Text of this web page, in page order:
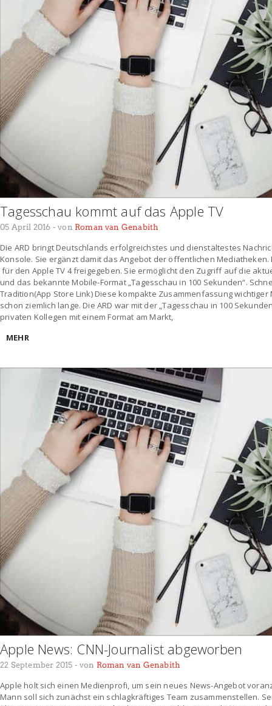
Tagesschau kommt auf das Apple TV
05 April 2016 - von Roman van Genabith
Die ARD bringt Deutschlands erfolgreichstes und dienstältestes
Konsole. Sie ergänzt damit das Angebot der öffentlichen Mediatheken.
für den Apple TV 4 freigegeben. Sie ermöglicht den Zugriff auf die
und das bekannte Mobile-Format „Tagesschau in 100 Sekunden“.
Tradition(App Store Link) Diese kompakte Zusammenfassung
schon ziemlich lange. Die ARD war mit der „Tagesschau in 100
privaten Kollegen mit einem Format am Markt,
MEHR
Apple News: CNN-Journalist abgeworben
22 September 2015 - von Roman van Genabith
Apple holt sich einen Medienprofi, um sein neues News-Angebot
Mann soll sich zunächst ein schlagkräftiges Team zusammenstellen.